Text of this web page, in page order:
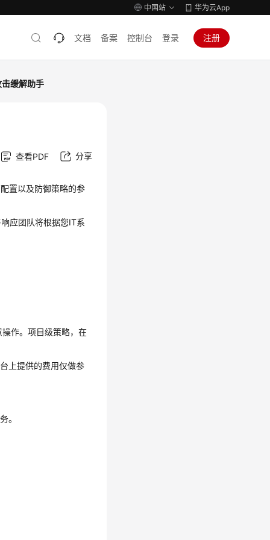
中国站 华为云App
文档 备案 控制台 登录 注册
缓解助手
查看PDF 分享
置以及防御策略的参
应团队将根据您IT系
作。项目级策略，在
上提供的费用仅做参
。